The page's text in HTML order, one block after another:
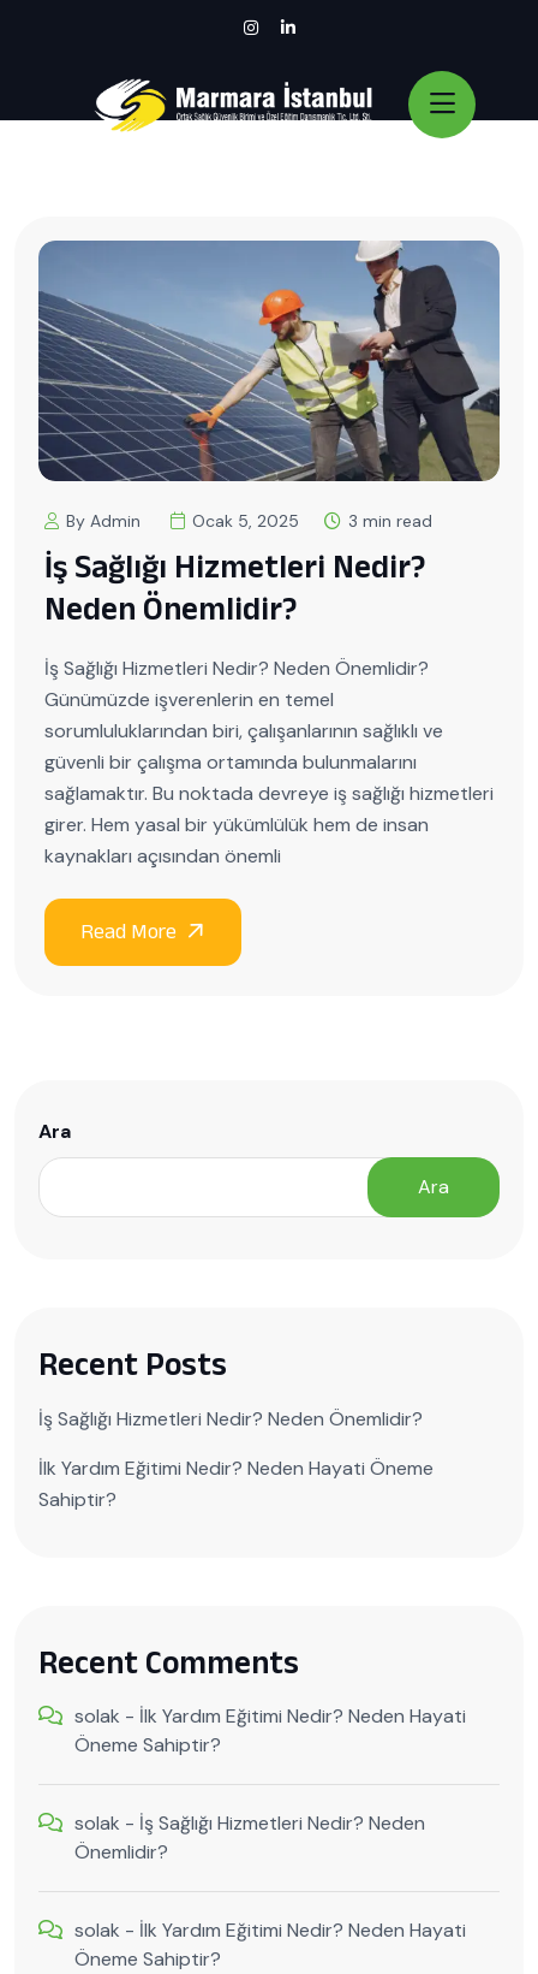
By Admin Ocak 5, 2025 3 min read
İş Sağlığı Hizmetleri Nedir?
Neden Önemlidir?
İş Sağlığı Hizmetleri Nedir? Neden Önemlidir?
Günümüzde işverenlerin en temel
sorumluluklarından biri, çalışanlarının sağlıklı ve
güvenli bir çalışma ortamında bulunmalarını
sağlamaktır. Bu noktada devreye iş sağlığı hizmetleri
girer. Hem yasal bir yükümlülük hem de insan
kaynakları açısından önemli
Ara
Ara
Recent Posts
İş Sağlığı Hizmetleri Nedir? Neden Önemlidir?
İlk Yardım Eğitimi Nedir? Neden Hayati Öneme
Sahiptir?
Recent Comments
solak - İlk Yardım Eğitimi Nedir? Neden Hayati
Öneme Sahiptir?
solak - İş Sağlığı Hizmetleri Nedir? Neden
Önemlidir?
solak - İlk Yardım Eğitimi Nedir? Neden Hayati
Öneme Sahiptir?